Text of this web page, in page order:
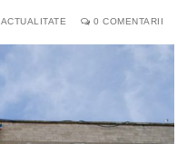
ACTUALITATE 0 COMENTARII